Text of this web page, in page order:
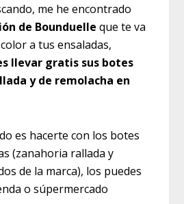
me he encontrado
de Bounduelle que te va
a tus ensaladas,
llevar gratis sus botes
y de remolacha en
es hacerte con los botes
(zanahoria rallada y
de la marca), los puedes
o súpermercado